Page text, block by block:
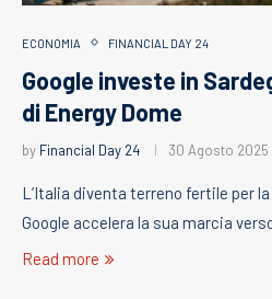
ECONOMIA FINANCIAL DAY 24
Google investe in
di Energy Dome
by Financial Day 24 30 Agosto 2025
L’Italia diventa terreno fertile per
Google accelera la sua marcia
Read more